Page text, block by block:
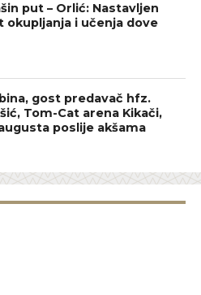
put – Orlić: Nastavljen
okupljanja i učenja dove
gost predavač hfz.
Tom-Cat arena Kikači,
poslije akšama